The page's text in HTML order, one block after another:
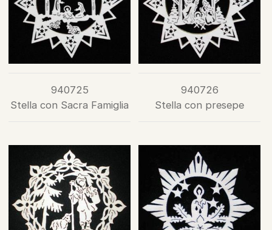
940725
Stella con Sacra Famiglia
940726
Stella con presepe